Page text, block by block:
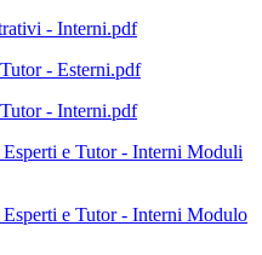
- Interni.pdf
- Esterni.pdf
- Interni.pdf
Esperti e Tutor - Interni Moduli
Esperti e Tutor - Interni Modulo